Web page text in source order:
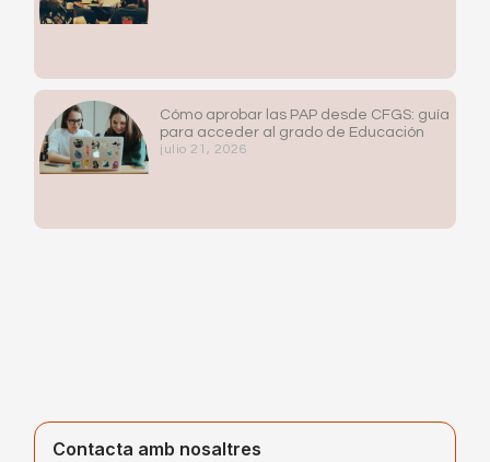
Cómo aprobar las PAP desde CFGS: guía
para acceder al grado de Educación
julio 21, 2026
Contacta amb nosaltres